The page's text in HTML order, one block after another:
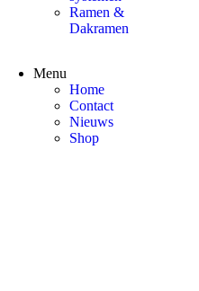
Ramen &
Dakramen
Menu
Home
Contact
Nieuws
Shop